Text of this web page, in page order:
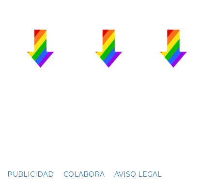
PUBLICIDAD COLABORA AVISO LEGAL